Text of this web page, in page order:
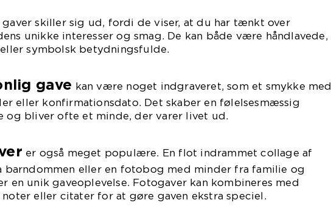
gaver skiller sig ud, fordi de viser, at du har tænkt over
unikke interesser og smag. De kan både være håndlavede,
symbolsk betydningsfulde.
gave kan være noget indgraveret, som et smykke med
eller konfirmationsdato. Det skaber en følelsesmæssig
og bliver ofte et minde, der varer livet ud.
er også meget populære. En flot indrammet collage af
barndommen eller en fotobog med minder fra familie og
en unik gaveoplevelse. Fotogaver kan kombineres med
eller citater for at gøre gaven ekstra speciel.